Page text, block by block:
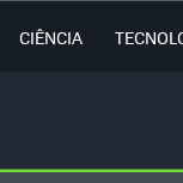
CIÊNCIA